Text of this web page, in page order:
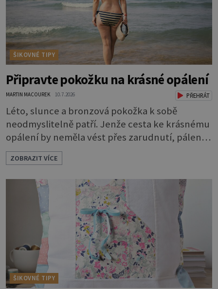
ŠIKOVNÉ TIPY
Připravte pokožku na krásné opálení
MARTIN MACOUREK 10.7.2026 PŘEHRÁT
Léto, slunce a bronzová pokožka k sobě
neodmyslitelně patří. Jenže cesta ke krásnému
opálení by neměla vést přes zarudnutí, pálení a
loupající se kůže. Spálená pokožka není
známkou „základu“ pro opálení, ale reakcí na
nadměrné UV záření. Pokud chcete, aby pleť i
pokožka těla vypadaly zdravě, hladce a opálení
vydrželo co nejdéle, vyplatí se začít s přípravou
už několik týdnů před první dovolenou.
ZOBRAZIT VÍCE
ŠIKOVNÉ TIPY